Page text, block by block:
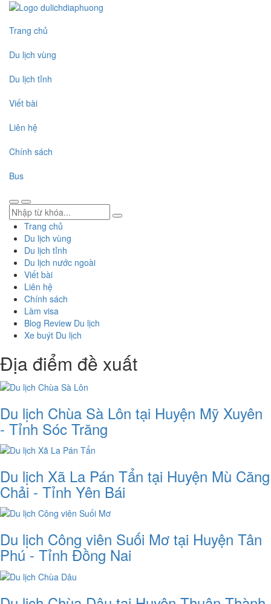
Trang chủ
Du lịch vùng
Du lịch tỉnh
Viết bài
Liên hệ
Chính sách
Bus
Trang chủ
Du lịch vùng
Du lịch tỉnh
Du lịch nước ngoài
Viết bài
Liên hệ
Chính sách
Làm visa
Blog Review Du lịch
Xe buýt Du lịch
Địa điểm đề xuất
Du lịch Chùa Sà Lôn tại Huyện Mỹ Xuyên
- Tỉnh Sóc Trăng
Du lịch Xã La Pán Tẩn tại Huyện Mù Căng
Chải - Tỉnh Yên Bái
Du lịch Công viên Suối Mơ tại Huyện Tân
Phú - Tỉnh Đồng Nai